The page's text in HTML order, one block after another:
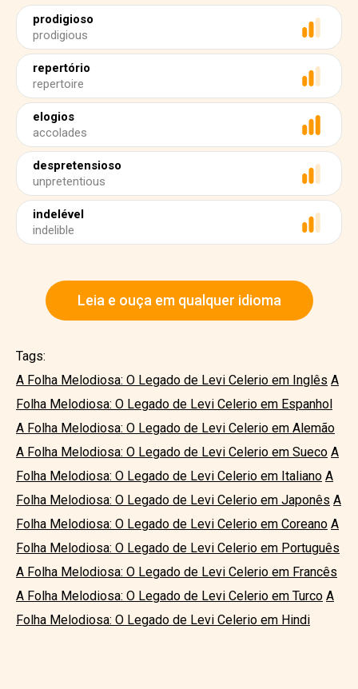
prodigioso
prodigious
repertório
repertoire
elogios
accolades
despretensioso
unpretentious
indelével
indelible
Leia e ouça em qualquer idioma
Tags:
A Folha Melodiosa: O Legado de Levi Celerio em Inglês A
Folha Melodiosa: O Legado de Levi Celerio em Espanhol
A Folha Melodiosa: O Legado de Levi Celerio em Alemão
A Folha Melodiosa: O Legado de Levi Celerio em Sueco A
Folha Melodiosa: O Legado de Levi Celerio em Italiano A
Folha Melodiosa: O Legado de Levi Celerio em Japonês A
Folha Melodiosa: O Legado de Levi Celerio em Coreano A
Folha Melodiosa: O Legado de Levi Celerio em Português
A Folha Melodiosa: O Legado de Levi Celerio em Francês
A Folha Melodiosa: O Legado de Levi Celerio em Turco A
Folha Melodiosa: O Legado de Levi Celerio em Hindi